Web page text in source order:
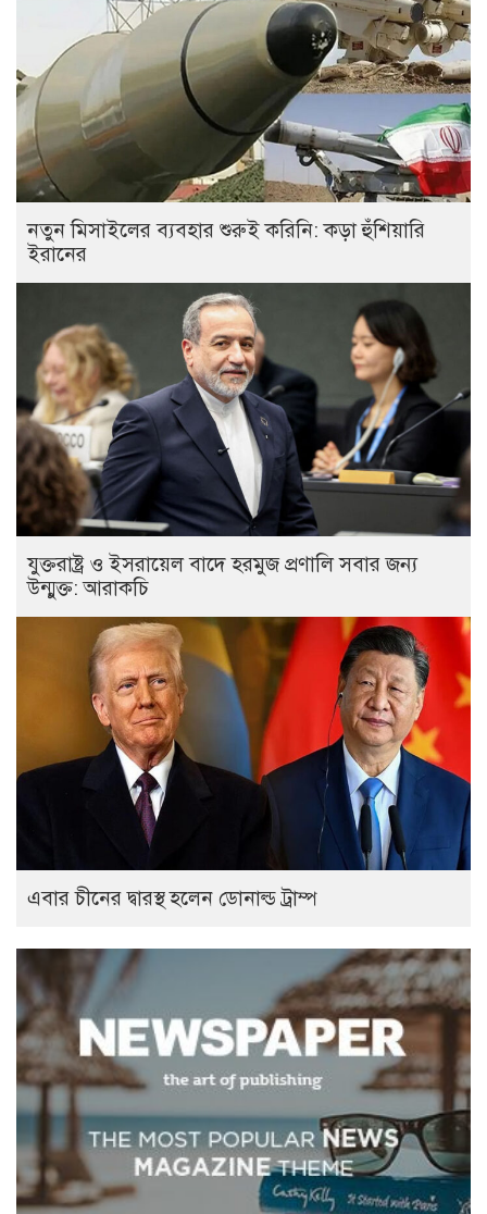
নতুন মিসাইলের ব্যবহার শুরুই করিনি: কড়া হুঁশিয়ারি
ইরানের
যুক্তরাষ্ট্র ও ইসরায়েল বাদে হরমুজ প্রণালি সবার জন্য
উন্মুক্ত: আরাকচি
এবার চীনের দ্বারস্থ হলেন ডোনাল্ড ট্রাম্প